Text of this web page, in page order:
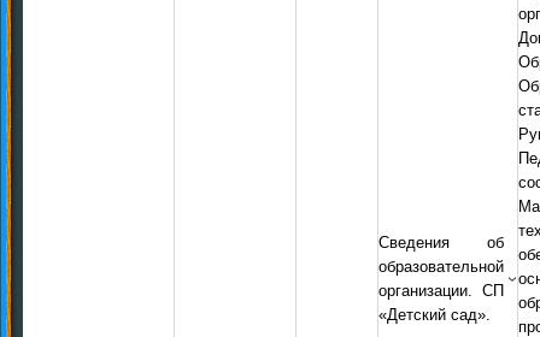
Сведения об
образовательной
организации. СП
«Детский сад».